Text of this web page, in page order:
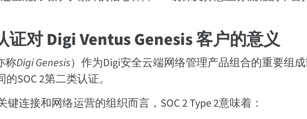
证对 Digi Ventus Genesis 客户的意义
称Digi Genesis）作为Digi安全云端网络管理产品组合的重要组
SOC 2第二类认证。
键连接和网络运营的组织而言，SOC 2 Type 2意味着：